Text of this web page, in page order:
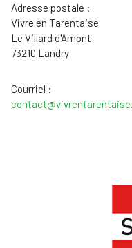
Adresse postale :
Vivre en Tarentaise
Le Villard d'Amont
73210 Landry
Courriel :